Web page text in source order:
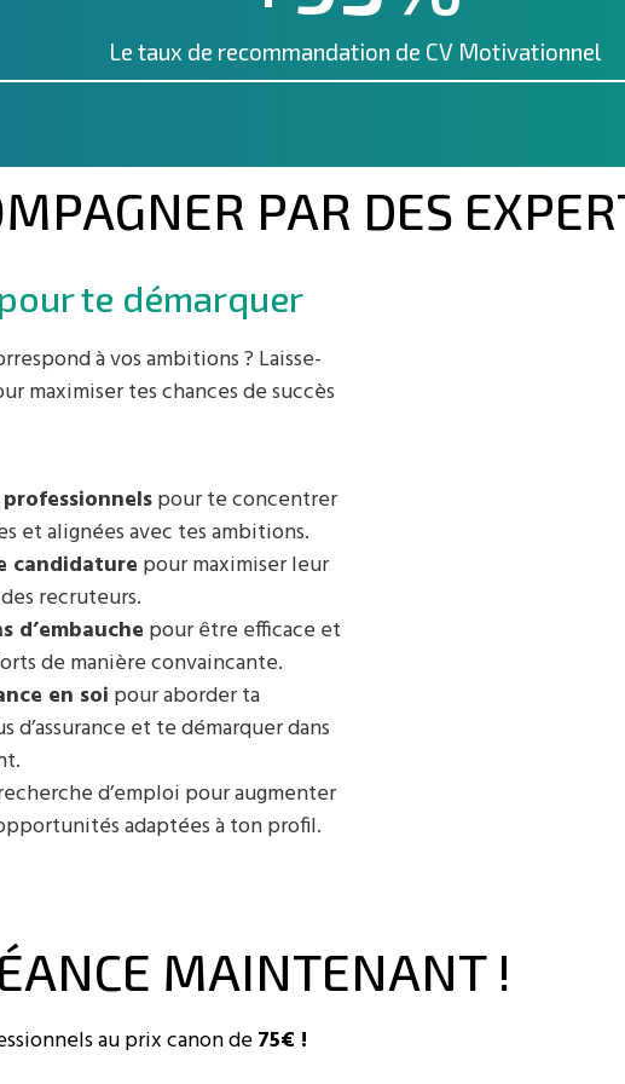
Le taux de recommandation de CV Motivationnel
PAR DES
te démarquer
à vos ambitions ? Laisse-
maximiser tes chances de succès
pour te concentrer
et alignées avec tes ambitions.
candidature pour maximiser leur
recruteurs.
d’embauche pour être efficace et
de manière convaincante.
en soi pour aborder ta
d’assurance et te démarquer dans
d’emploi pour augmenter
adaptées à ton profil.
MAINTENANT !
au prix canon de 75€ !